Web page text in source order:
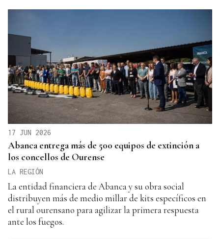
17 JUN 2026
Abanca entrega más de 500 equipos de extinción a
los concellos de Ourense
LA REGIÓN
La entidad financiera de Abanca y su obra social
distribuyen más de medio millar de kits específicos en
el rural ourensano para agilizar la primera respuesta
ante los fuegos.